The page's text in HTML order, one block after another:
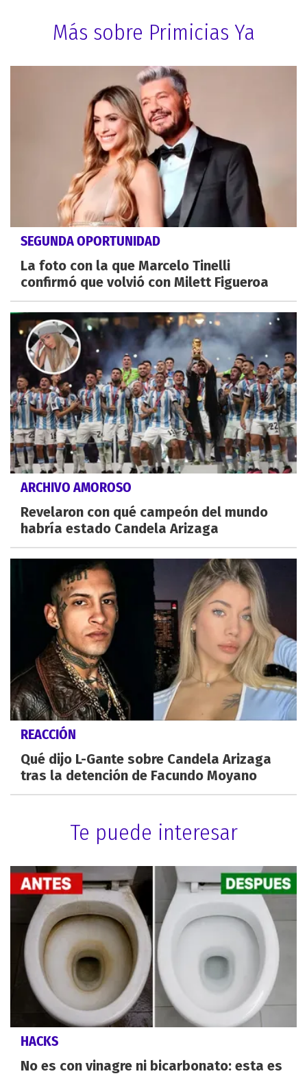
Más sobre Primicias Ya
SEGUNDA OPORTUNIDAD
La foto con la que Marcelo Tinelli
confirmó que volvió con Milett Figueroa
ARCHIVO AMOROSO
Revelaron con qué campeón del mundo
habría estado Candela Arizaga
REACCIÓN
Qué dijo L-Gante sobre Candela Arizaga
tras la detención de Facundo Moyano
Te puede interesar
HACKS
No es con vinagre ni bicarbonato: esta es